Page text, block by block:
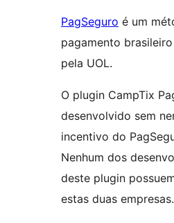
PagSeguro é um
pagamento
pela UOL.
O plugin CampTix
desenvolvido sem
incentivo do
Nenhum dos
deste plugin
estas duas empresas.